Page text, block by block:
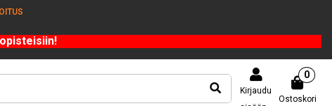
Kirjaudu
Ostoskori
0